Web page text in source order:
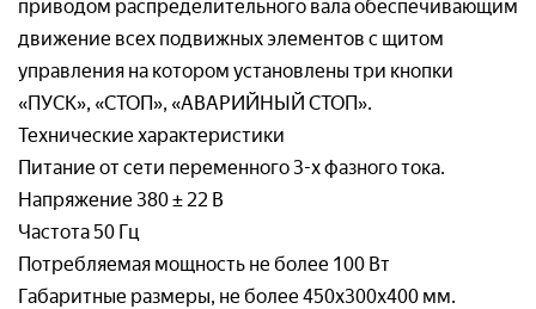
приводом распределительного вала обеспечивающим
движение всех подвижных элементов с щитом
управления на котором установлены три кнопки
«ПУСК», «СТОП», «АВАРИЙНЫЙ СТОП».
Технические характеристики
Питание от сети переменного 3-х фазного тока.
Напряжение 380 ± 22 В
Частота 50 Гц
Потребляемая мощность не более 100 Вт
Габаритные размеры, не более 450х300х400 мм.